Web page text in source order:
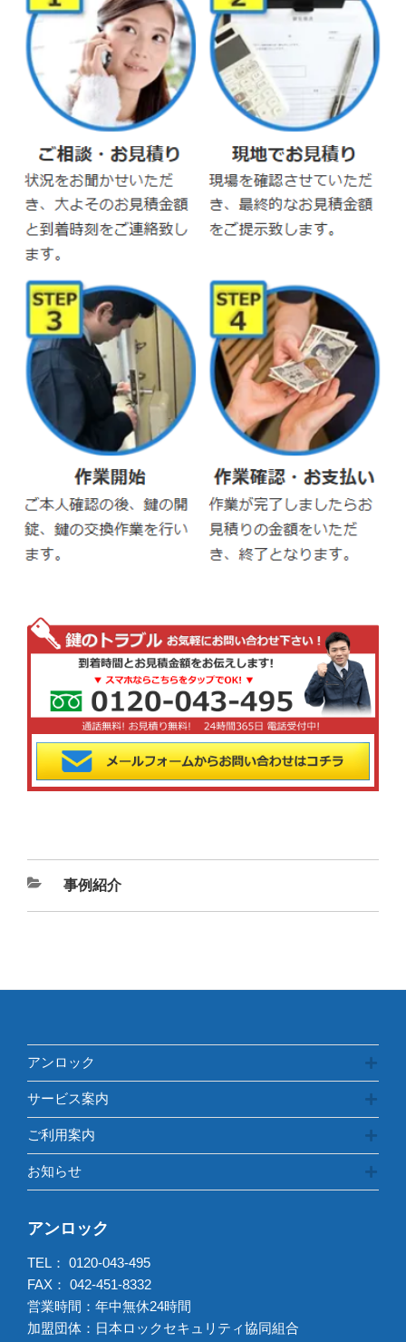
カ
テ
事例紹介
アンロック
サービス案内
ご利用案内
お知らせ
アンロック
TEL： 0120-043-495
FAX： 042-451-8332
営業時間：年中無休24時間
加盟団体：日本ロックセキュリティ協同組合